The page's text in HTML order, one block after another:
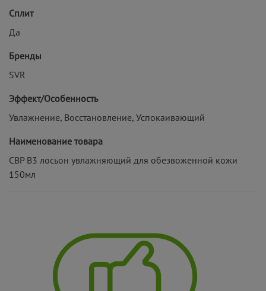
Сплит
Да
Бренды
SVR
Эффект/Особенность
Увлажнение, Восстановление, Успокаивающий
Наименование товара
СВР В3 лосьон увлажняющий для обезвоженной кожи
150мл